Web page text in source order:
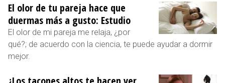
El olor de tu pareja hace que
duermas más a gusto: Estudio
El olor de mi pareja me relaja, ¿por
qué?; de acuerdo con la ciencia, te puede ayudar a dormir
mejor.